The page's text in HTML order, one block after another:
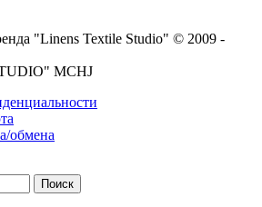
"Linens Textile Studio" © 2009 -
MCHJ
обмена
Поиск